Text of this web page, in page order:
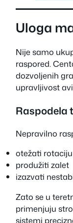
Uloga
Nije samo
raspored.
dozvoljenih
upravljivost
Raspodela
Nepravilno
otežati
produžiti zalet
izazvati
Zato se u
primenjuju
sistemi